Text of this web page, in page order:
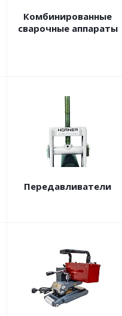
Комбинированные
сварочные аппараты
Передавливатели